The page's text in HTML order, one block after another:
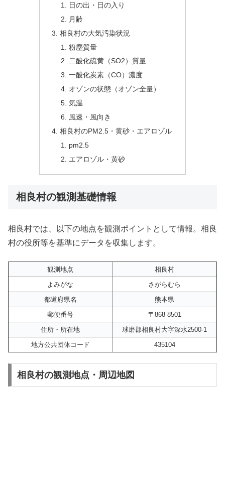
日の出・日の入り
月齢
相良村の大気汚染状況
粉塵質量
二酸化硫黄（SO2）質量
一酸化炭素（CO）濃度
オゾンの状態（オゾン全量）
気温
風速・風向き
相良村のPM2.5・黄砂・エアロゾル
pm2.5
エアロゾル・黄砂
相良村の観測基礎情報
相良村では、以下の地点を観測ポイントとして情報。相良
村の役所等を基準にデータを収集します。
観測地点
相良村
よみがな
さがらむら
都道府県名
熊本県
郵便番号
〒868-8501
住所・所在地
球磨郡相良村大字深水2500-1
地方公共団体コード
435104
相良村の観測地点・周辺地図